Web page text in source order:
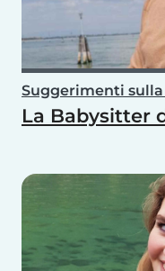
Suggerimenti
La Babysitter